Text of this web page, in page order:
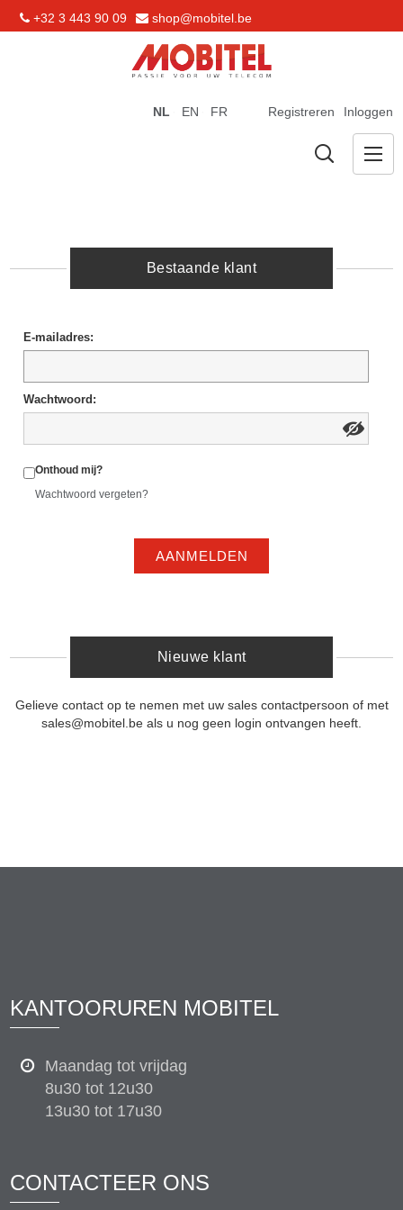
+32 3 443 90 09 shop@mobitel.be
Registreren Inloggen
NL EN FR
Bestaande klant
E-mailadres:
Wachtwoord:
Onthoud mij?
Wachtwoord vergeten?
AANMELDEN
Nieuwe klant
Gelieve contact op te nemen met uw sales contactpersoon of met
sales@mobitel.be als u nog geen login ontvangen heeft.
KANTOORUREN MOBITEL
Maandag tot vrijdag
8u30 tot 12u30
13u30 tot 17u30
CONTACTEER ONS